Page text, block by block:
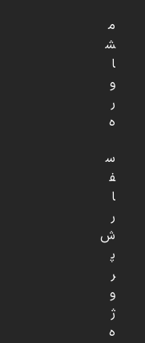
م
ش
ا
و
ر
ه
س
ف
ا
ر
ش
پ
ر
و
ژ
ه